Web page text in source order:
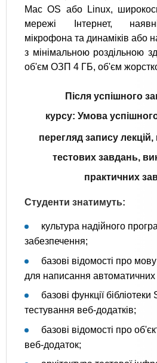
Mac OS або Linux,
мережі Інтернет,
мікрофона та динаміків або
з мінімальною роздільною
об'єм ОЗП 4 ГБ, об'єм
Після успішного
курсу: Умова
перегляд запису
тестових завдань,
практичних
Студенти знатимуть:
культура надійного
забезпечення;
базові відомості про
для написання автоматичних
базові функції
тестування веб-додатків;
базові відомості про
веб-додаток;